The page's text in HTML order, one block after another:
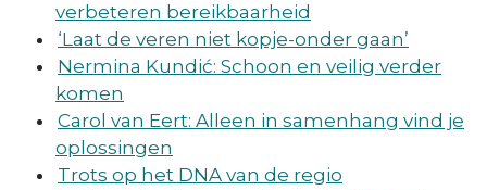
verbeteren bereikbaarheid
‘Laat de veren niet kopje-onder gaan’
Nermina Kundić: Schoon en veilig verder
komen
Carol van Eert: Alleen in samenhang vind je
oplossingen
Trots op het DNA van de regio